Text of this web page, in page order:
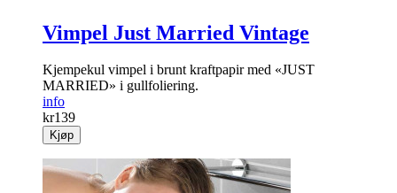
Vimpel Just Married Vintage
Kjempekul vimpel i brunt kraftpapir med «JUST
MARRIED» i gullfoliering.
info
kr139
Kjøp